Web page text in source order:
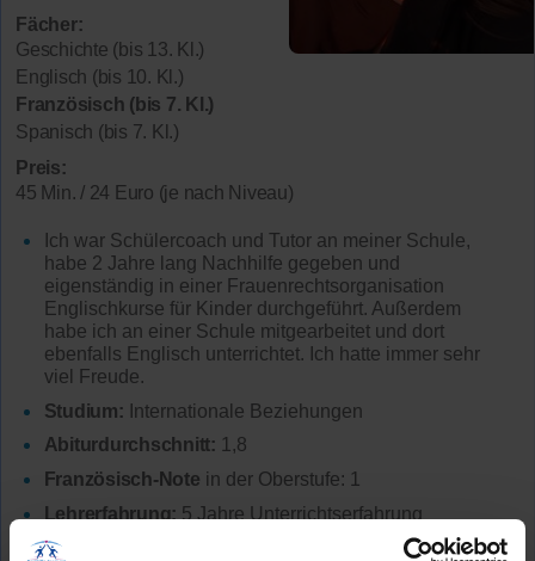
Fächer:
Geschichte (bis 13. Kl.)
Englisch (bis 10. Kl.)
Französisch (bis 7. Kl.)
Spanisch (bis 7. Kl.)
Preis:
45 Min. / 24 Euro (je nach Niveau)
Ich war Schülercoach und Tutor an meiner Schule,
habe 2 Jahre lang Nachhilfe gegeben und
eigenständig in einer Frauenrechtsorganisation
Englischkurse für Kinder durchgeführt. Außerdem
habe ich an einer Schule mitgearbeitet und dort
ebenfalls Englisch unterrichtet. Ich hatte immer sehr
viel Freude.
Studium: Internationale Beziehungen
Abiturdurchschnitt: 1,8
Französisch-Note in der Oberstufe: 1
Lehrerfahrung: 5 Jahre Unterrichtserfahrung
Hat bereits
über Nachhilfe-